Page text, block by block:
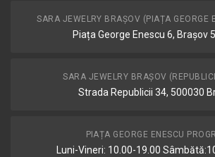
SARA JEWELRY BRAȘOV (PIAȚA GEORGE
Piața George Enescu 6, Brașov
SARA JEWELRY BRAȘOV
Strada Republicii 34, 500030
PIAȚA GEORGE ENESCU
Luni-Vineri: 10.00-19.00